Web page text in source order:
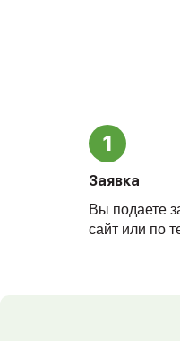
1
Заявка
Вы подаете
сайт или по